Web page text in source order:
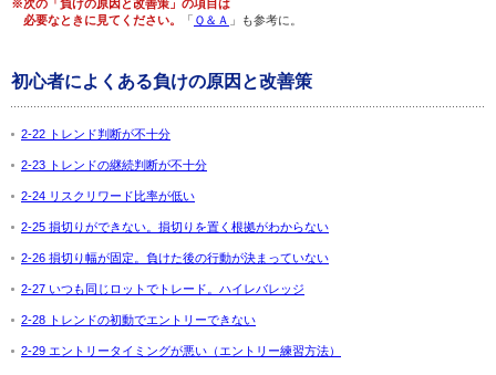
※次の「負けの原因と改善策」の項目は
必要なときに見てください。
「 Ｑ＆Ａ 」も参考に。
初心者によくある負けの原因と改善策
2-22 トレンド判断が不十分
2-23 トレンドの継続判断が不十分
2-24 リスクリワード比率が低い
2-25 損切りができない。損切りを置く根拠がわからない
2-26 損切り幅が固定。負けた後の行動が決まっていない
2-27 いつも同じロットでトレード。ハイレバレッジ
2-28 トレンドの初動でエントリーできない
2-29 エントリータイミングが悪い（エントリー練習方法）